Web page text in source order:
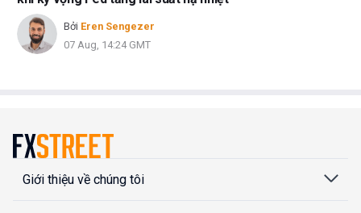
Bởi Eren Sengezer
07 Aug, 14:24 GMT
Giới thiệu về chúng tôi